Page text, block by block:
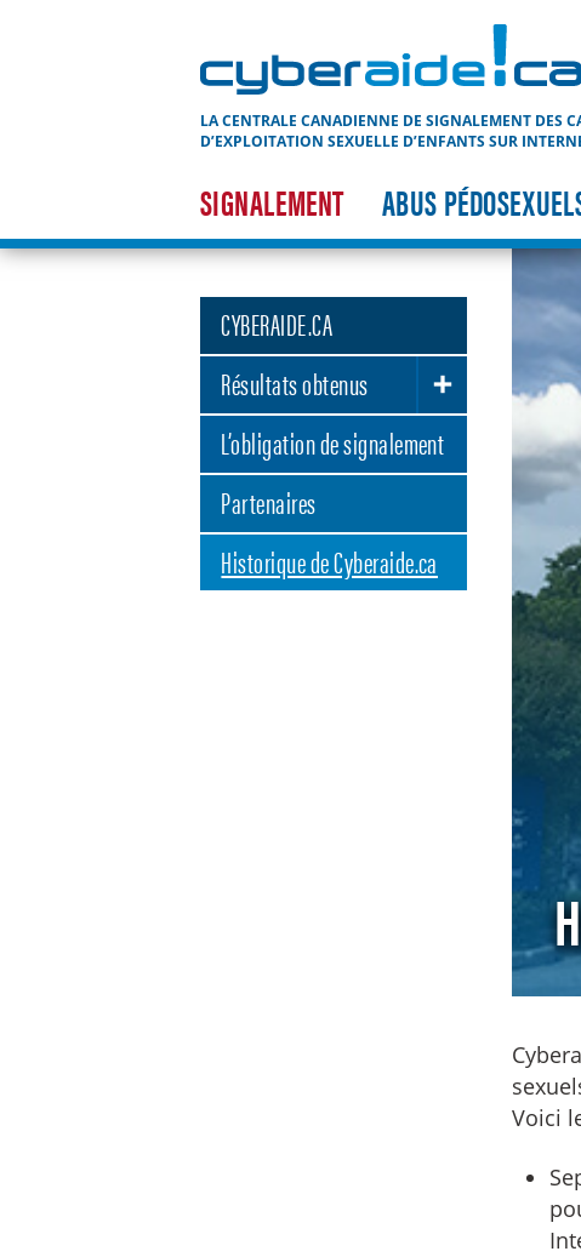
LA CENTRALE CANADIENNE DE SIGNALEMENT DES
D’EXPLOITATION SEXUELLE D’ENFANTS SUR
SIGNALEMENT ABUS
CYBERAIDE.CA
Résultats obtenus
TOGGLE SUBLIST
L’obligation de signalement
Partenaires
Historique de Cyberaide.ca
Voici